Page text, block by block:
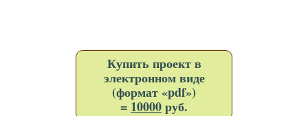
Купить проект в
электронном виде
(формат «pdf»)
= 10000руб.